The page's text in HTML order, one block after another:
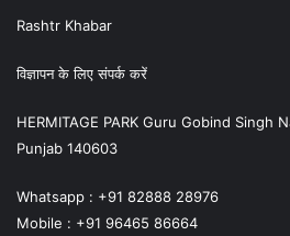
Rashtr Khabar
विज्ञापन के लिए संपर्क करें
HERMITAGE PARK Guru Gobind Singh
Punjab 140603
Whatsapp : +91 82888 28976
Mobile : +91 96465 86664